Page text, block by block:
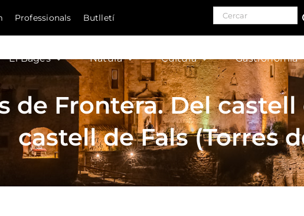
Professionals Butlletí Search for:
El Bages Natura Cultura Gastronomia
de Frontera. Del castell
castell de Fals (Torres